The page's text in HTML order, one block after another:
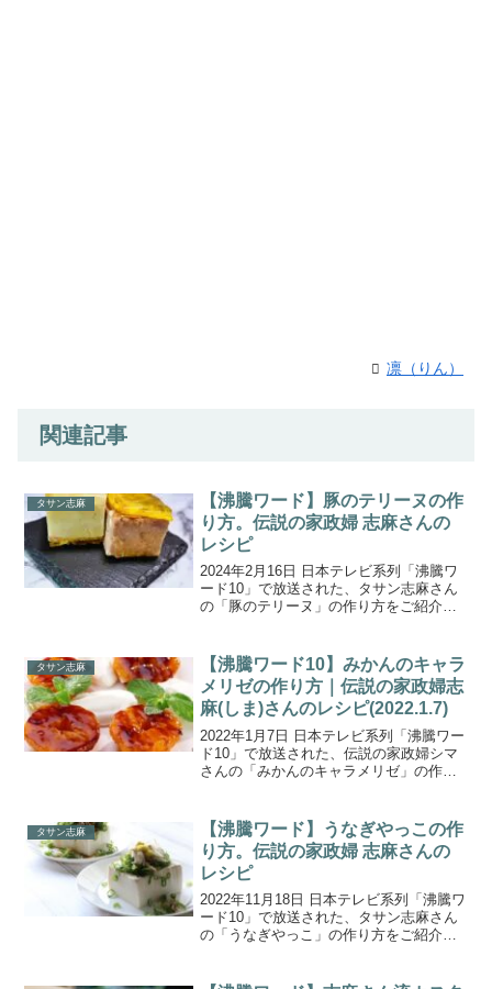
凛（りん）
関連記事
タサン志麻
【沸騰ワード】豚のテリーヌの作
り方。伝説の家政婦 志麻さんの
レシピ
2024年2月16日 日本テレビ系列「沸騰ワ
ード10」で放送された、タサン志麻さん
の「豚のテリーヌ」の作り方をご紹介し
味違う！出川さんのため事前準備アリ！
大好物がフルコ...
タサン志麻
【沸騰ワード10】みかんのキャラ
メリゼの作り方｜伝説の家政婦志
麻(しま)さんのレシピ(2022.1.7)
2022年1月7日 日本テレビ系列「沸騰ワー
ド10」で放送された、伝説の家政婦シマ
さんの「みかんのキャラメリゼ」の作り
激うま料理を作り上げる料理研究家のタ
サン志麻さん。今...
タサン志麻
【沸騰ワード】うなぎやっこの作
り方。伝説の家政婦 志麻さんの
レシピ
2022年11月18日 日本テレビ系列「沸騰ワ
ード10」で放送された、タサン志麻さん
の「うなぎやっこ」の作り方をご紹介し